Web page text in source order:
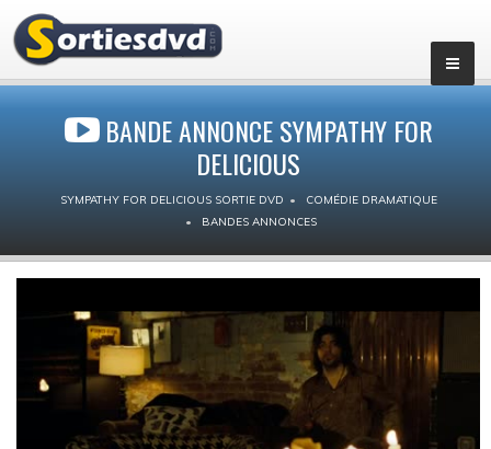
BANDE ANNONCE SYMPATHY FOR
DELICIOUS
SYMPATHY FOR DELICIOUS SORTIE DVD
COMÉDIE DRAMATIQUE
BANDES ANNONCES